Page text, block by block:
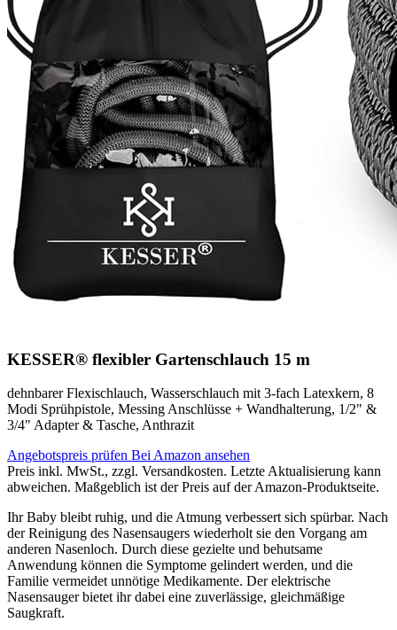
KESSER® flexibler Gartenschlauch 15 m
dehnbarer Flexischlauch, Wasserschlauch mit 3-fach Latexkern, 8
Modi Sprühpistole, Messing Anschlüsse + Wandhalterung, 1/2" &
3/4" Adapter & Tasche, Anthrazit
Angebotspreis prüfen Bei Amazon ansehen
Preis inkl. MwSt., zzgl. Versandkosten. Letzte Aktualisierung kann
abweichen. Maßgeblich ist der Preis auf der Amazon-Produktseite.
Ihr Baby bleibt ruhig, und die Atmung verbessert sich spürbar. Nach
der Reinigung des Nasensaugers wiederholt sie den Vorgang am
anderen Nasenloch. Durch diese gezielte und behutsame
Anwendung können die Symptome gelindert werden, und die
Familie vermeidet unnötige Medikamente. Der elektrische
Nasensauger bietet ihr dabei eine zuverlässige, gleichmäßige
Saugkraft.